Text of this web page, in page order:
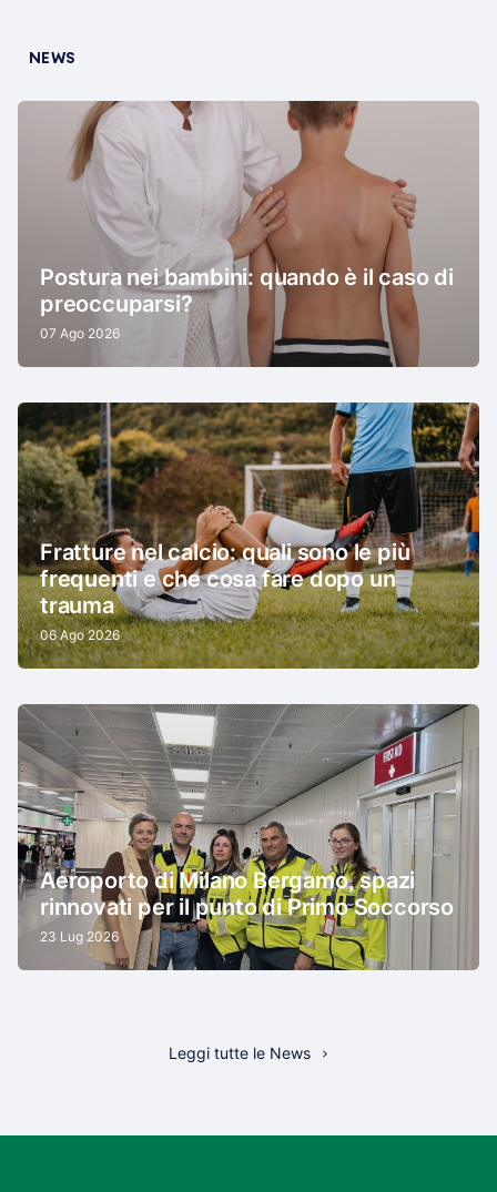
NEWS
Postura nei bambini: quando è il caso di
preoccuparsi?
07 Ago 2026
Fratture nel calcio: quali sono le più
frequenti e che cosa fare dopo un
trauma
06 Ago 2026
Aeroporto di Milano Bergamo, spazi
rinnovati per il punto di Primo Soccorso
23 Lug 2026
Leggi tutte le News